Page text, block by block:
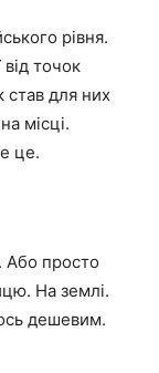
рівня.
від точок
став для них
місці.
це.
Або просто
На землі.
дешевим.